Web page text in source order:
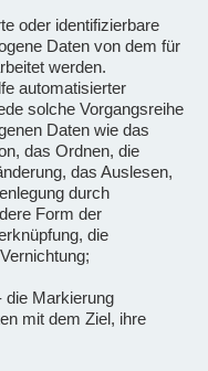
oder identifizierbare
Daten von dem für
werden.
automatisierter
solche Vorgangsreihe
Daten wie das
das Ordnen, die
das Auslesen,
durch
Form der
die
die Markierung
mit dem Ziel, ihre